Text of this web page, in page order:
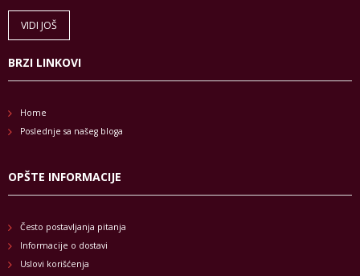
VIDI JOŠ
BRZI LINKOVI
Home
Poslednje sa našeg bloga
OPŠTE INFORMACIJE
Često postavljanja pitanja
Informacije o dostavi
Uslovi korišćenja